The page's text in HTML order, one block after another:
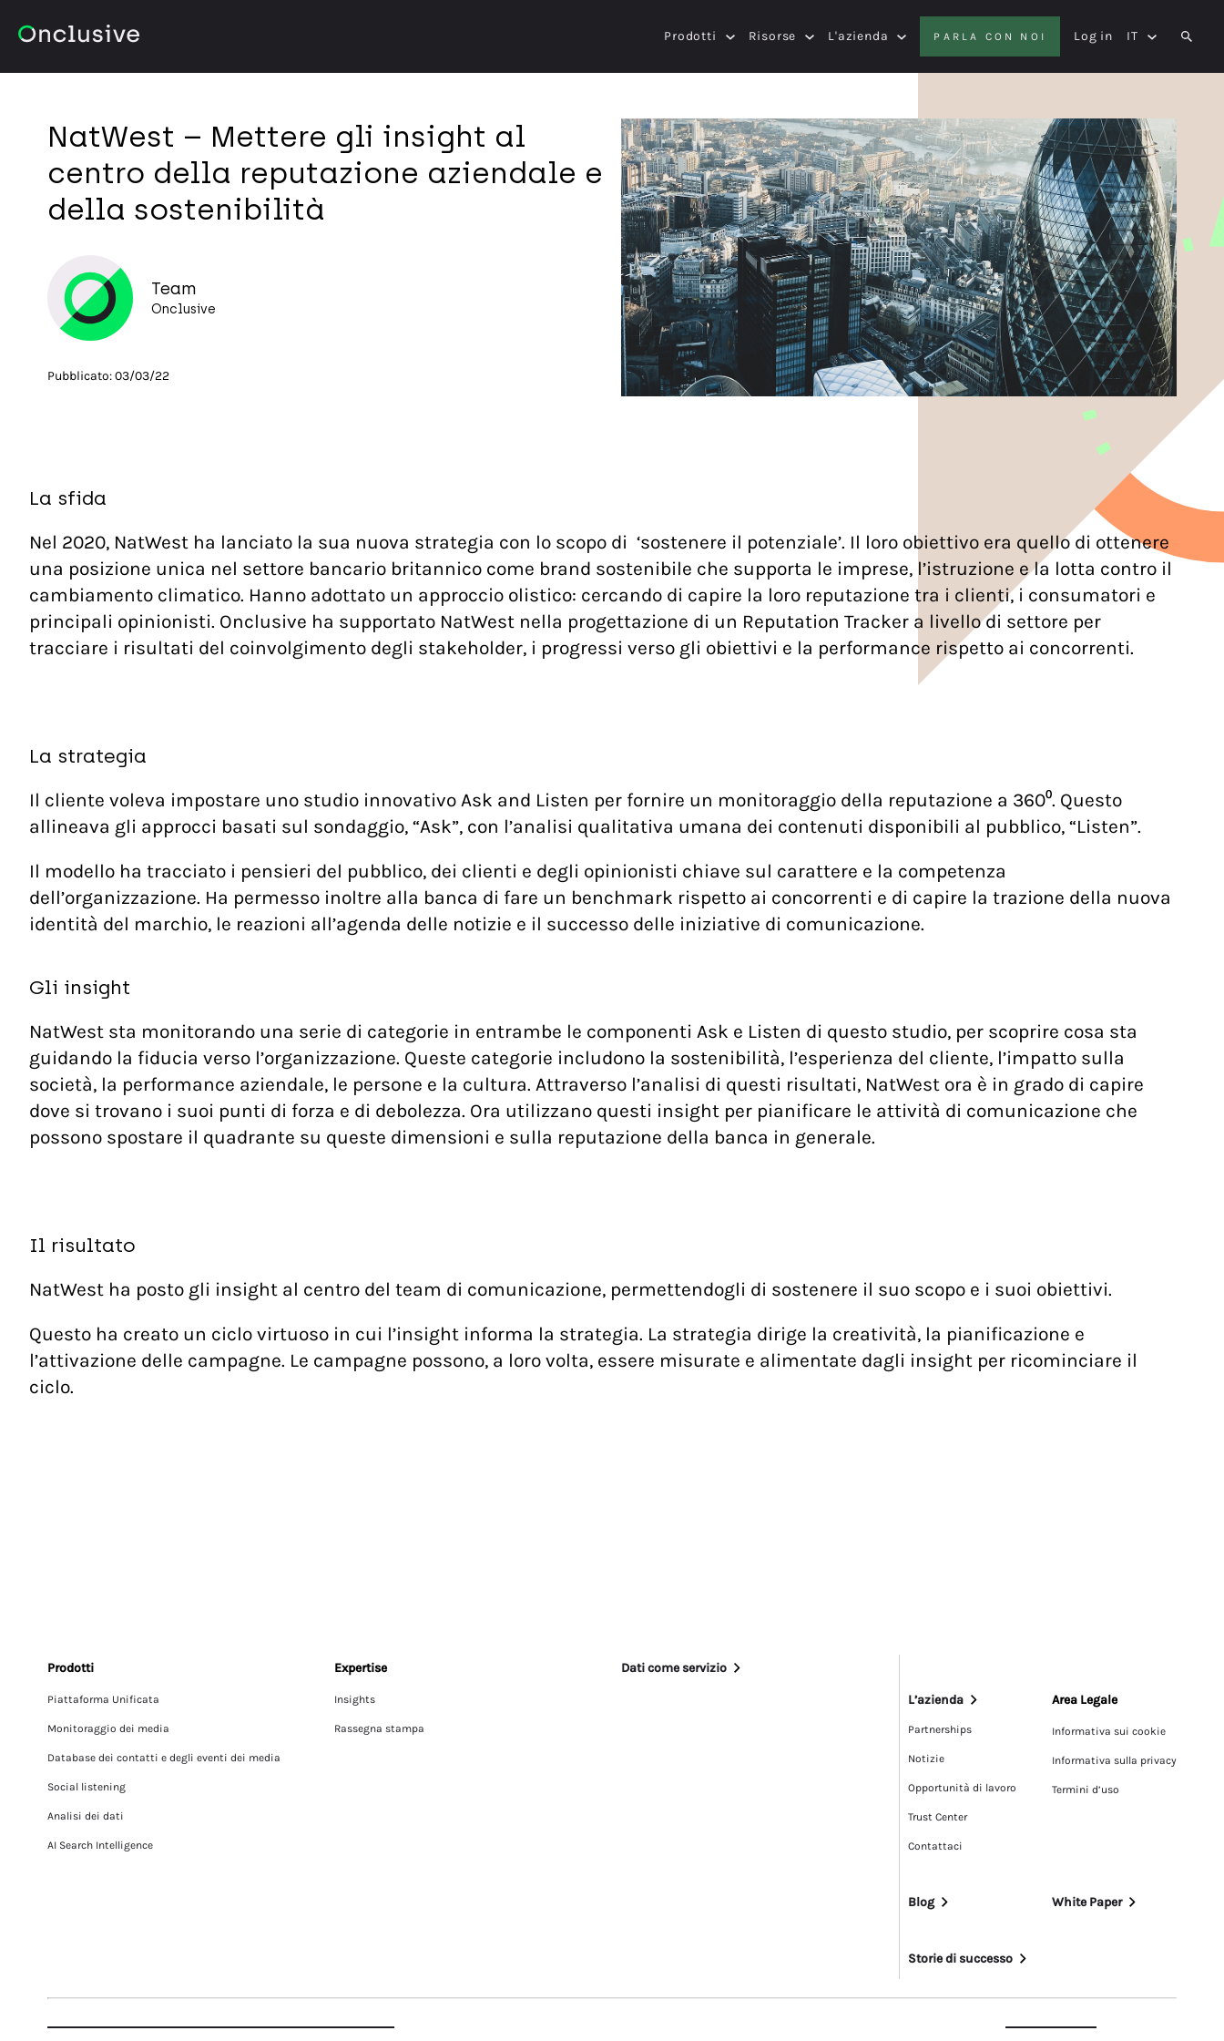
Prodotti Risorse L'azienda PARLA CON NOI Log in IT
NatWest – Mettere gli insight al
centro della reputazione aziendale e
della sostenibilità
Team
Onclusive
Pubblicato:03/03/22
La sfida
Nel 2020, NatWest ha lanciato la sua nuova strategia con lo scopo di ‘sostenere il potenziale’. Il loro obiettivo era quello di ottenere
una posizione unica nel settore bancario britannico come brand sostenibile che supporta le imprese, l’istruzione e la lotta contro il
cambiamento climatico. Hanno adottato un approccio olistico: cercando di capire la loro reputazione tra i clienti, i consumatori e
principali opinionisti. Onclusive ha supportato NatWest nella progettazione di un Reputation Tracker a livello di settore per
tracciare i risultati del coinvolgimento degli stakeholder, i progressi verso gli obiettivi e la performance rispetto ai concorrenti.
La strategia
Il cliente voleva impostare uno studio innovativo Ask and Listen per fornire un monitoraggio della reputazione a 360⁰. Questo
allineava gli approcci basati sul sondaggio, “Ask”, con l’analisi qualitativa umana dei contenuti disponibili al pubblico, “Listen”.
Il modello ha tracciato i pensieri del pubblico, dei clienti e degli opinionisti chiave sul carattere e la competenza
dell’organizzazione. Ha permesso inoltre alla banca di fare un benchmark rispetto ai concorrenti e di capire la trazione della nuova
identità del marchio, le reazioni all’agenda delle notizie e il successo delle iniziative di comunicazione.
Gli insight
NatWest sta monitorando una serie di categorie in entrambe le componenti Ask e Listen di questo studio, per scoprire cosa sta
guidando la fiducia verso l’organizzazione. Queste categorie includono la sostenibilità, l’esperienza del cliente, l’impatto sulla
società, la performance aziendale, le persone e la cultura. Attraverso l’analisi di questi risultati, NatWest ora è in grado di capire
dove si trovano i suoi punti di forza e di debolezza. Ora utilizzano questi insight per pianificare le attività di comunicazione che
possono spostare il quadrante su queste dimensioni e sulla reputazione della banca in generale.
Il risultato
NatWest ha posto gli insight al centro del team di comunicazione, permettendogli di sostenere il suo scopo e i suoi obiettivi.
Questo ha creato un ciclo virtuoso in cui l’insight informa la strategia. La strategia dirige la creatività, la pianificazione e
l’attivazione delle campagne. Le campagne possono, a loro volta, essere misurate e alimentate dagli insight per ricominciare il
ciclo.
Prodotti
Piattaforma Unificata
Monitoraggio dei media
Database dei contatti e degli eventi dei media
Social listening
Analisi dei dati
AI Search Intelligence
Expertise
Insights
Rassegna stampa
Dati come servizio
L’azienda
Partnerships
Notizie
Opportunità di lavoro
Trust Center
Contattaci
Area Legale
Informativa sui cookie
Informativa sulla privacy
Termini d’uso
Blog White Paper
Storie di successo